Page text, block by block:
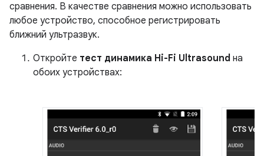
сравнения. В качестве сравнения можно использовать
любое устройство, способное регистрировать
ближний ультразвук.
Откройте тест динамика Hi-Fi Ultrasound на
обоих устройствах: